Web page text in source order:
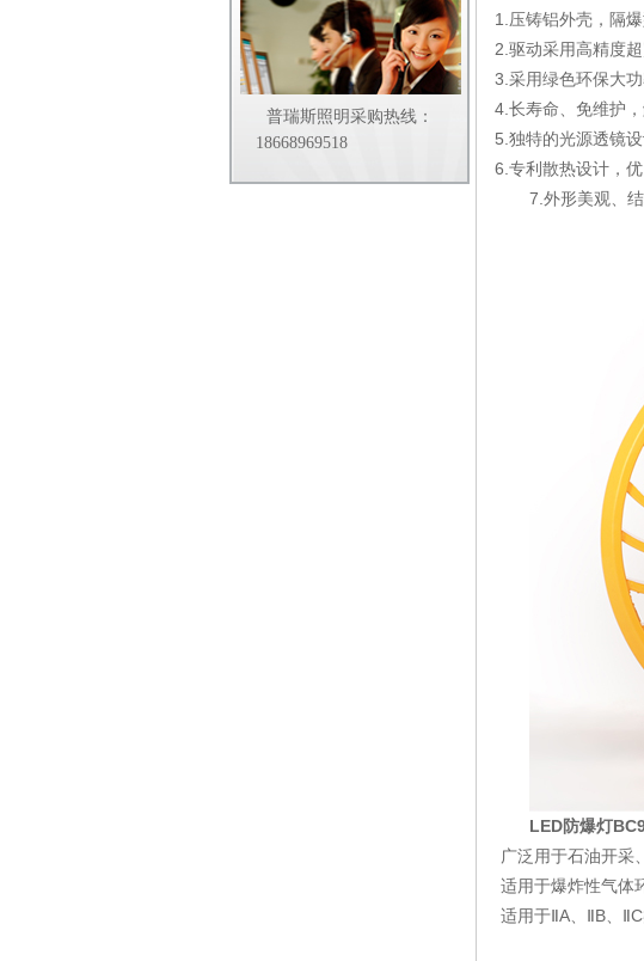
普瑞斯照明采购热线：
18668969518
1.压铸铝外壳，隔
2.驱动采用高精度
3.采用绿色环保大
4.长寿命、免维护
5.独特的光源透镜
6.专利散热设计，
7.外形美观、
LED防爆灯
广泛用于石油开采
适用于爆炸性气体
适用于ⅡA、ⅡB、